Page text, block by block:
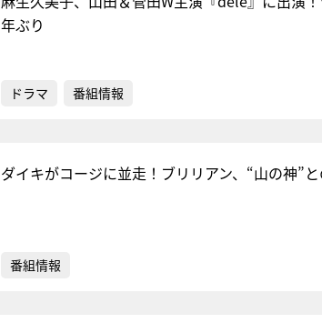
年ぶり
ドラマ 番組情報
ダイキがコージに並走！ブリリアン、“山の神”
番組情報